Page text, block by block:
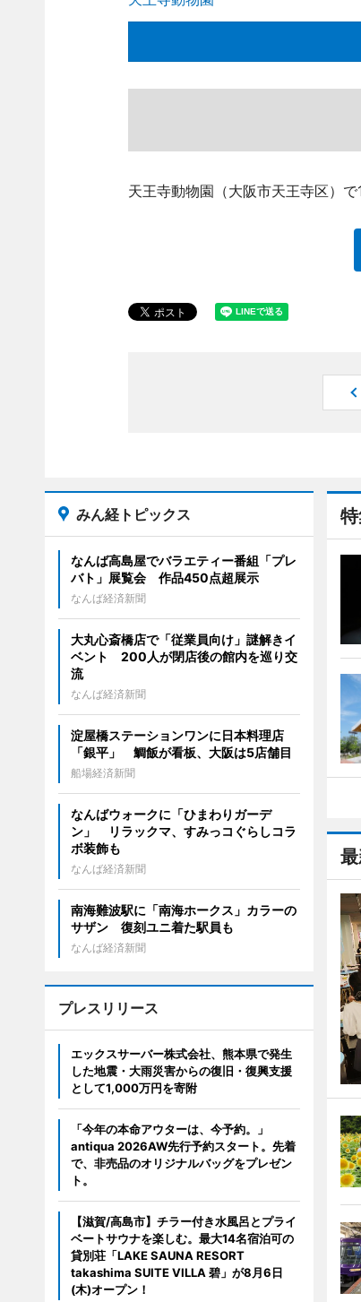
天王寺動物園（大阪市天王寺区）で
みん経トピックス
なんば高島屋でバラエティー番組「プレ
バト」展覧会 作品450点超展示
なんば経済新聞
大丸心斎橋店で「従業員向け」謎解きイ
ベント 200人が閉店後の館内を巡り交
流
なんば経済新聞
淀屋橋ステーションワンに日本料理店
「銀平」 鯛飯が看板、大阪は5店舗目
船場経済新聞
なんばウォークに「ひまわりガーデ
ン」 リラックマ、すみっコぐらしコラ
ボ装飾も
なんば経済新聞
南海難波駅に「南海ホークス」カラーの
サザン 復刻ユニ着た駅員も
なんば経済新聞
プレスリリース
エックスサーバー株式会社、熊本県で発生
した地震・大雨災害からの復旧・復興支援
として1,000万円を寄附
「今年の本命アウターは、今予約。」
antiqua 2026AW先行予約スタート。先着
で、非売品のオリジナルバッグをプレゼン
ト。
【滋賀/高島市】チラー付き水風呂とプライ
ベートサウナを楽しむ。最大14名宿泊可の
貸別荘「LAKE SAUNA RESORT
takashima SUITE VILLA 碧」が8月6日
(木)オープン！